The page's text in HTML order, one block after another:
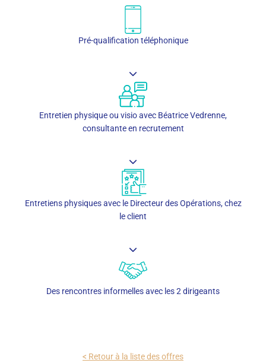
Pré-qualification téléphonique
Entretien physique ou visio avec Béatrice Vedrenne,
consultante en recrutement
Entretiens physiques avec le Directeur des Opérations, chez
le client
Des rencontres informelles avec les 2 dirigeants
< Retour à la liste des offres